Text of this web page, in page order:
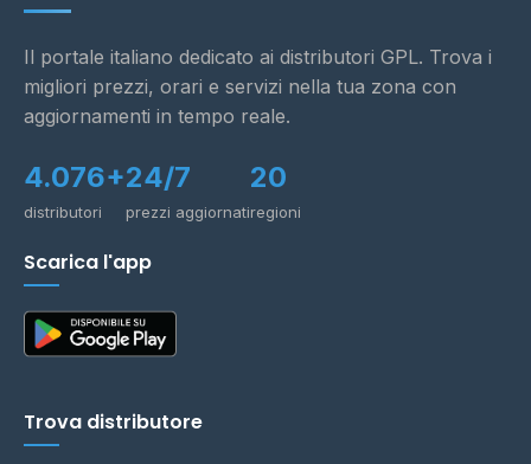
Il portale italiano dedicato ai distributori GPL. Trova i
migliori prezzi, orari e servizi nella tua zona con
aggiornamenti in tempo reale.
4.076+
distributori
24/7
prezzi aggiornati
20
regioni
Scarica l'app
Trova distributore